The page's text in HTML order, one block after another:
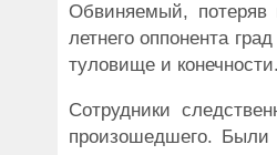
Обвиняемый, потеряв
летнего оппонента
туловище и
Сотрудники
произошедшего. Были